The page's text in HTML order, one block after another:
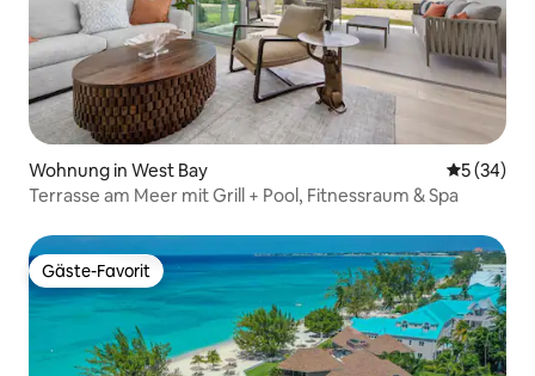
Wohnung in West Bay
5 (34)
Terrasse am Meer mit Grill + Pool, Fitnessraum & Spa
Gäste-Favorit
Gäste-Favorit